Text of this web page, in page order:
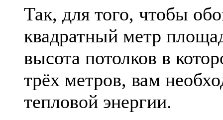
Так, для того, чтобы
квадратный метр
высота потолков в
трёх метров, вам
тепловой энергии.